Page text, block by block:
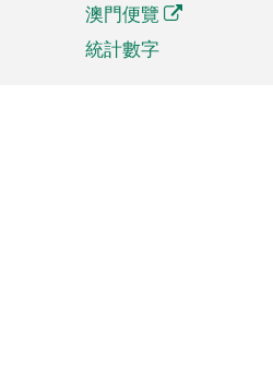
澳門便覽
統計數字